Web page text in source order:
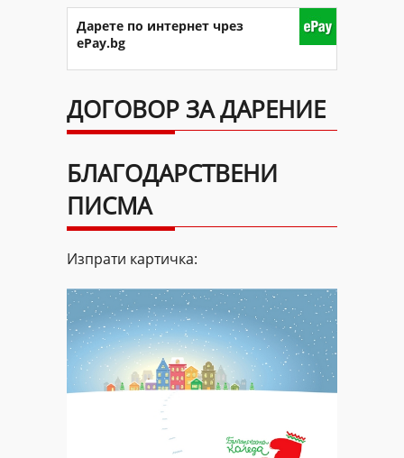
Дарете по интернет чрез
ePay.bg
ДОГОВОР ЗА ДАРЕНИЕ
БЛАГОДАРСТВЕНИ
ПИСМА
Изпрати картичка: